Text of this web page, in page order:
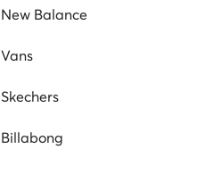
New Balance
Vans
Skechers
Billabong